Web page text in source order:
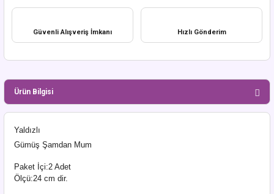
Güvenli Alışveriş İmkanı Hızlı Gönderim
Ürün Bilgisi
Yaldızlı
Gümüş Şamdan Mum
Paket İçi:2 Adet
Ölçü:24 cm dir.